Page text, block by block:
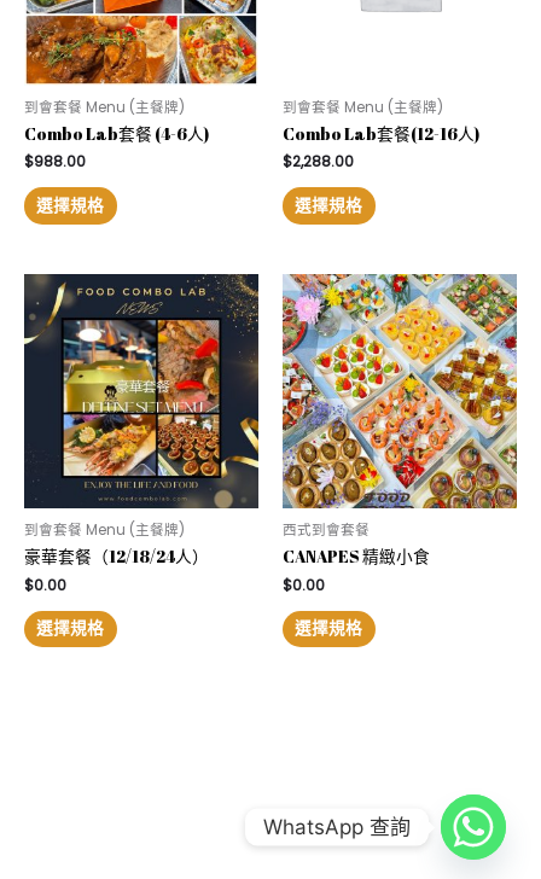
到會套餐 Menu (主餐牌)
Combo Lab套餐 (4-6人)
$988.00
選擇規格
到會套餐 Menu (主餐牌)
Combo Lab套餐(12-16人)
$2,288.00
選擇規格
到會套餐 Menu (主餐牌)
豪華套餐（12/18/24人）
$0.00
選擇規格
西式到會套餐
CANAPES 精緻小食
$0.00
選擇規格
WhatsApp 查詢